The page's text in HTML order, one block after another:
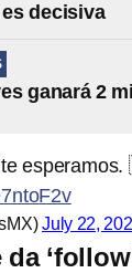
decisiva
ganará 2
te
July 22,